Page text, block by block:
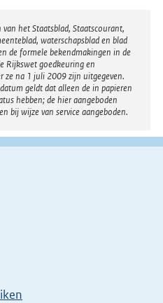
het Staatsblad, Staatscourant,
waterschapsblad en blad
de formele bekendmakingen in de
Rijkswet goedkeuring en
ze na 1 juli 2009 zijn uitgegeven.
geldt dat alleen de in papieren
hebben; de hier aangeboden
bij wijze van service aangeboden.